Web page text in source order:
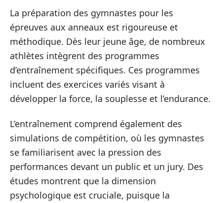
La préparation des gymnastes pour les
épreuves aux anneaux est rigoureuse et
méthodique. Dès leur jeune âge, de nombreux
athlètes intègrent des programmes
d’entraînement spécifiques. Ces programmes
incluent des exercices variés visant à
développer la force, la souplesse et l’endurance.
L’entraînement comprend également des
simulations de compétition, où les gymnastes
se familiarisent avec la pression des
performances devant un public et un jury. Des
études montrent que la dimension
psychologique est cruciale, puisque la